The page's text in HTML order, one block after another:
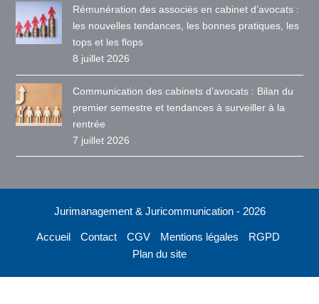
Rémunération des associés en cabinet d’avocats :
les nouvelles tendances, les bonnes pratiques, les
tops et les flops
8 juillet 2026
Communication des cabinets d’avocats : Bilan du
premier semestre et tendances à surveiller à la
rentrée
7 juillet 2026
Jurimanagement & Juricommunication - 2026
Accueil Contact CGV Mentions légales
RGPD
Plan du site